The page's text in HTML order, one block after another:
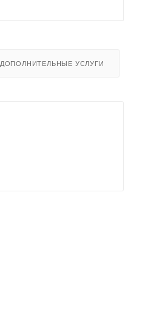
ДОПОЛНИТЕЛЬНЫЕ УСЛУГИ